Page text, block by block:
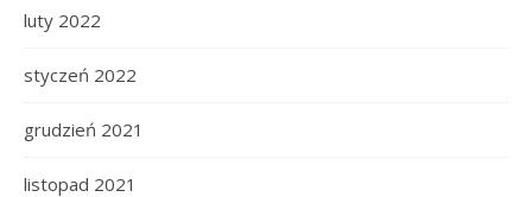
luty 2022
styczeń 2022
grudzień 2021
listopad 2021